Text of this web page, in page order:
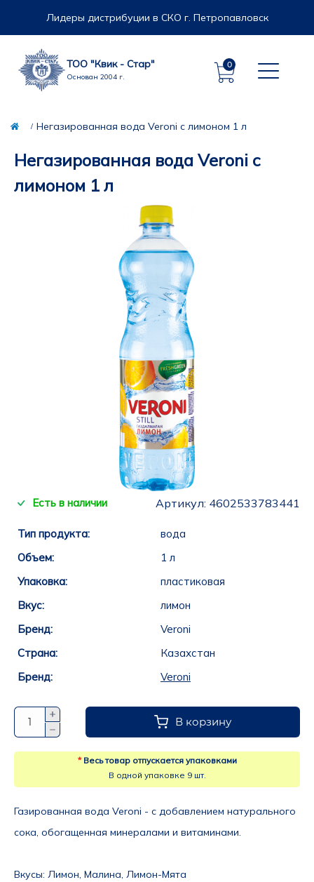
Лидеры дистрибуции в СКО г. Петропавловск
ТОО "Квик - Стар"
Основан 2004 г.
0
Негазированная вода Veroni с лимоном 1 л
Негазированная вода Veroni с
лимоном 1 л
Есть в наличии Артикул: 4602533783441
Тип продукта:
вода
Объем:
1 л
Упаковка:
пластиковая
Вкус:
лимон
Бренд:
Veroni
Страна:
Казахстан
Бренд:
Veroni
В корзину
*Весь товар отпускается упаковками
В одной упаковке 9 шт.
Газированная вода Veroni - с добавлением натурального
сока, обогащенная минералами и витаминами.
Вкусы: Лимон, Малина, Лимон-Мята